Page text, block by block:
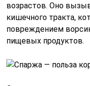
возрастов. Оно
кишечного тракта,
повреждением
пищевых продуктов.